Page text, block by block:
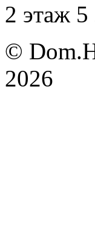
2 этаж 5
©
2026